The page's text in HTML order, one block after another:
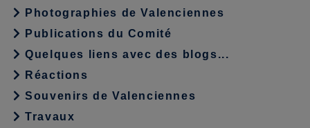
Photographies de Valenciennes
Publications du Comité
Quelques liens avec des blogs...
Réactions
Souvenirs de Valenciennes
Travaux